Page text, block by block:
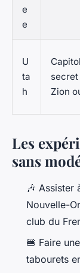
e
e
U
ta
h
Zion
Les
sans
🎶 Assister
Nouvelle-
club du
🍔 Faire
tabourets